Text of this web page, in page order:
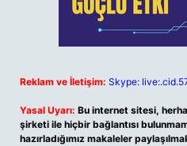
Reklam ve İletişim: Skype:
Yasal Uyarı: Bu internet sitesi,
şirketi ile hiçbir bağlantısı
hazırladığımız makaleler